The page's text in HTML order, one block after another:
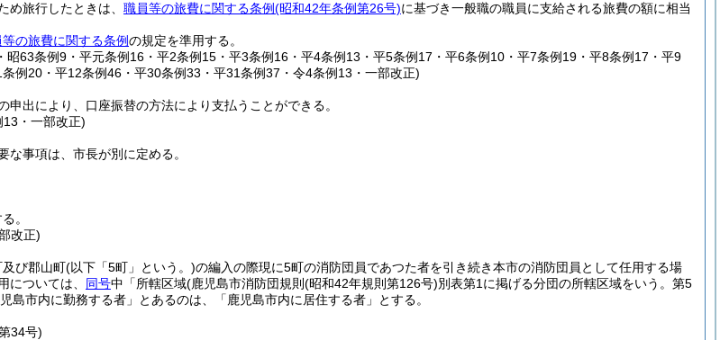
め旅行したときは、 職員等の旅費に関する条例(昭和42年条例第26号)に基づき一般職の職員に支給される旅費の額に相当
の旅費に関する条例の規定を準用する。
昭63条例9・平元条例16・平2条例15・平3条例16・平4条例13・平5条例17・平6条例10・平7条例19・平8条例17・平9
例20・平12条例46・平30条例33・平31条例37・令4条例13・一部改正)
申出により、口座振替の方法により支払うことができる。
・一部改正)
な事項は、市長が別に定める。
。
改正)
び郡山町(以下「5町」という。)の編入の際現に5町の消防団員であつた者を引き続き本市の消防団員として任用する場
については、 同号中「所轄区域(鹿児島市消防団規則 (昭和42年規則第126号)別表第1に掲げる分団の所轄区域をいう。第5
島市内に勤務する者」とあるのは、「鹿児島市内に居住する者」とする。
34号)